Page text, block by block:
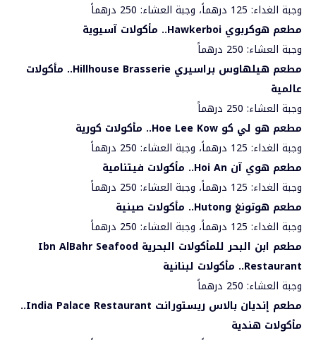
وجبة الغداء: 125 درهماً، وجبة العشاء: 250 درهماً
مطعم هوكربوي Hawkerboi.. مأكولات آسيوية
وجبة العشاء: 250 درهماً
مطعم هيلهاوس براسيري Hillhouse Brasserie.. مأكولات
عالمية
وجبة العشاء: 250 درهماً
مطعم هو لي كو Hoe Lee Kow.. مأكولات كورية
وجبة الغداء: 125 درهماً، وجبة العشاء: 250 درهماً
مطعم هوي آن Hoi An.. مأكولات فيتنامية
وجبة الغداء: 125 درهماً، وجبة العشاء: 250 درهماً
مطعم هوتونغ Hutong.. مأكولات صينية
وجبة الغداء: 125 درهماً، وجبة العشاء: 250 درهماً
مطعم ابن البحر للمأكولات البحرية Ibn AlBahr Seafood
Restaurant.. مأكولات لبنانية
وجبة العشاء: 250 درهماً
مطعم إنديان بالاس ريستورانت India Palace Restaurant
..
مأكولات هندية